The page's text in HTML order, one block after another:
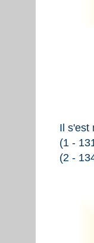
Il s'est
(1 -
(2 -